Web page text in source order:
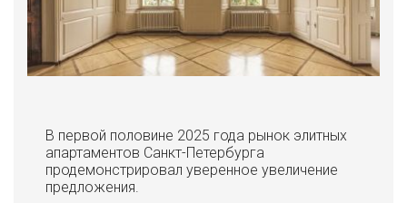
В первой половине 2025 года рынок элитных
апартаментов Санкт-Петербурга
продемонстрировал уверенное увеличение
предложения.